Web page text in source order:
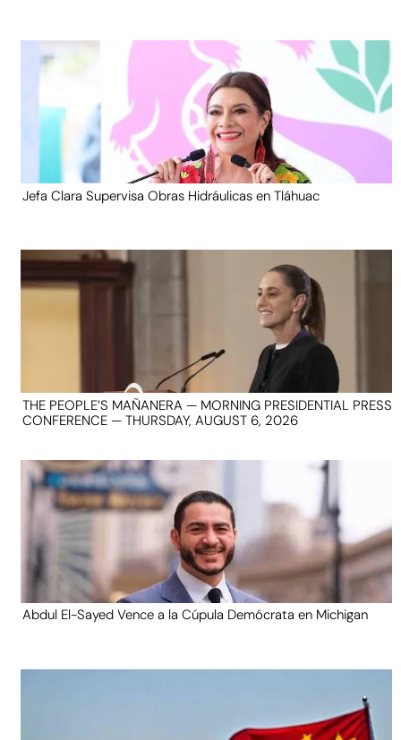
Jefa Clara Supervisa Obras Hidráulicas en Tláhuac
THE PEOPLE’S MAÑANERA — MORNING PRESIDENTIAL PRESS
CONFERENCE — THURSDAY, AUGUST 6, 2026
Abdul El-Sayed Vence a la Cúpula Demócrata en Michigan